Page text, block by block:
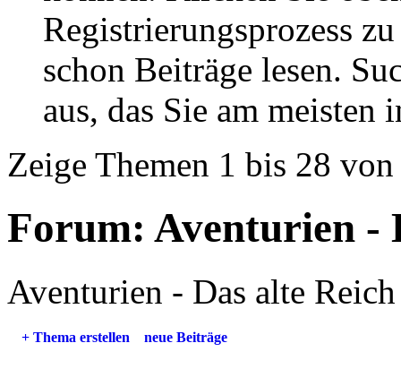
Registrierungsprozess
schon Beiträge lesen.
aus, das Sie am meisten
Zeige Themen 1 bis 28
Forum: Aventurien -
Aventurien - Das alte Reich
+ Thema erstellen neue Beiträge